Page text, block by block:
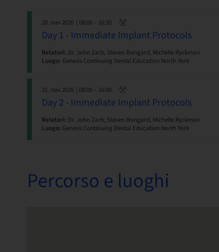
20. nov 2026 | 08:00 – 16:30
Day 1 - Immediate Implant Protocols
Relatori: Dr. John Zarb, Steven Bongard, Michelle Ryckman
Luogo: Genesis Continuing Dental Education North York
21. nov 2026 | 08:00 – 16:00
Day 2 - Immediate Implant Protocols
Relatori: Dr. John Zarb, Steven Bongard, Michelle Ryckman
Luogo: Genesis Continuing Dental Education North York
Percorso e luoghi